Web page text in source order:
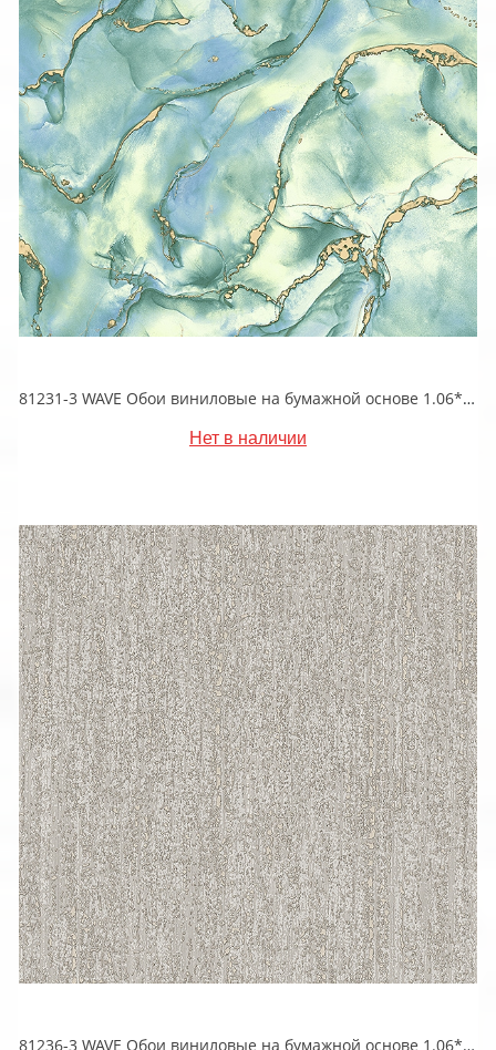
81231-3 WAVE Обои виниловые на бумажной основе 1.06*15.5
Нет в наличии
81236-3 WAVE Обои виниловые на бумажной основе 1.06*15.5